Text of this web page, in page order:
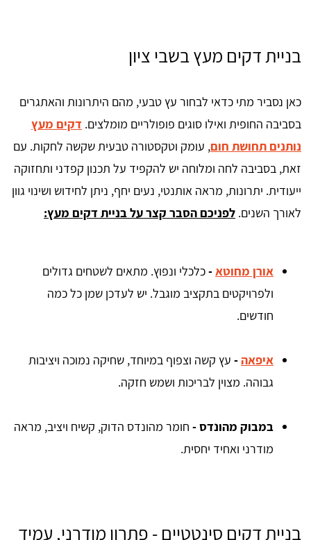
בניית דקים מעץ בשבי ציון
כאן נסביר מתי כדאי לבחור עץ טבעי, מהם היתרונות והאתגרים
בסביבה החופית ואילו סוגים פופולריים מומלצים. דקים מעץ
נותנים תחושת חום, עומק וטקסטורה טבעית שקשה לחקות. עם
זאת, בסביבה לחה ומלוחה יש להקפיד על תכנון קפדני ותחזוקה
ייעודית. יתרונות, מראה אותנטי, נעים יחף, ניתן לחידוש ושינוי גוון
לאורך השנים. לפניכם הסבר קצר על בניית דקים מעץ:
אורן מחוטא-כלכלי ונפוץ. מתאים לשטחים גדולים
ולפרויקטים בתקציב מוגבל. יש לעדכן שמן כל כמה
חודשים.
איפאה- עץ קשה וצפוף במיוחד, שחיקה נמוכה ויציבות
גבוהה. מצוין לבריכות ושמש חזקה.
במבוק מהונדס - חומר מהונדס הדוק, קשיח ויציב, מראה
מודרני ואחיד יחסית.
בניית דקים סינטטיים - פתרון מודרני, עמיד